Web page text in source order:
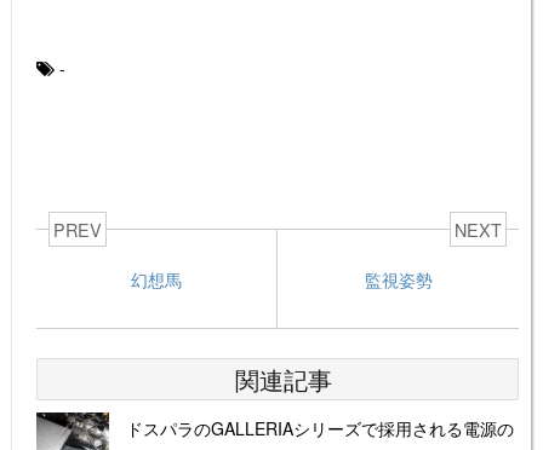
-
PREV
幻想馬
NEXT
監視姿勢
関連記事
ドスパラのGALLERIAシリーズで採用される電源の